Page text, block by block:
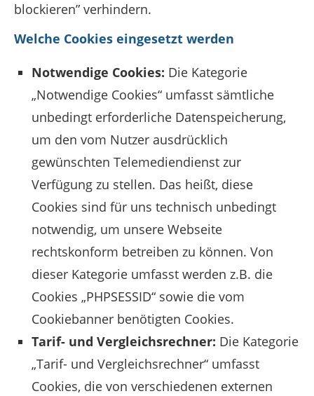
blockieren” verhindern.
Welche Cookies eingesetzt werden
Notwendige Cookies: Die Kategorie
„Notwendige Cookies“ umfasst sämtliche
unbedingt erforderliche Datenspeicherung,
um den vom Nutzer ausdrücklich
gewünschten Telemediendienst zur
Verfügung zu stellen. Das heißt, diese
Cookies sind für uns technisch unbedingt
notwendig, um unsere Webseite
rechtskonform betreiben zu können. Von
dieser Kategorie umfasst werden z.B. die
Cookies „PHPSESSID“ sowie die vom
Cookiebanner benötigten Cookies.
Tarif- und Vergleichsrechner: Die Kategorie
„Tarif- und Vergleichsrechner“ umfasst
Cookies, die von verschiedenen externen